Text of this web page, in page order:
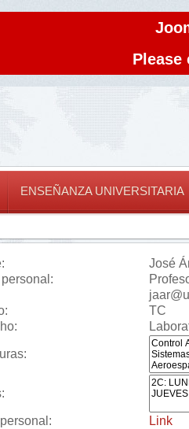
ENSEÑANZA UNIVERSITARIA
José
TC
Link